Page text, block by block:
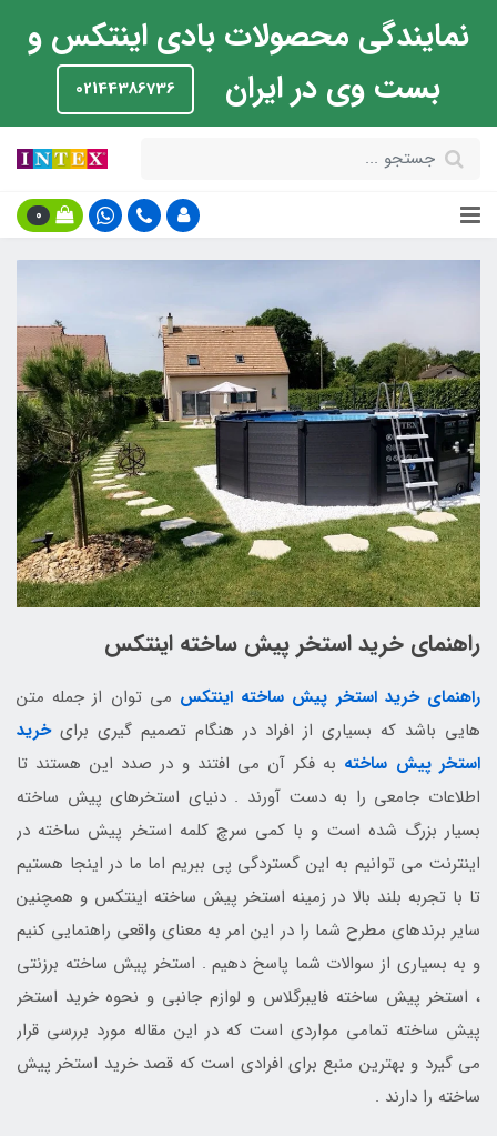
نمایندگی محصولات بادی اینتکس و
بست وی در ایران
02144386736
0
راهنمای خرید استخر پیش ساخته اینتکس
راهنمای خرید استخر پیش ساخته اینتکس می توان از جمله متن
هایی باشد که بسیاری از افراد در هنگام تصمیم گیری برایخرید
استخر پیش ساخته به فکر آن می افتند و در صدد این هستند تا
اطلاعات جامعی را به دست آورند . دنیای استخرهای پیش ساخته
بسیار بزرگ شده است و با کمی سرچ کلمه استخر پیش ساخته در
اینترنت می توانیم به این گستردگی پی ببریم اما ما در اینجا هستیم
تا با تجربه بلند بالا در زمینه استخر پیش ساخته اینتکس و همچنین
سایر برندهای مطرح شما را در این امر به معنای واقعی راهنمایی کنیم
و به بسیاری از سوالات شما پاسخ دهیم . استخر پیش ساخته برزنتی
، استخر پیش ساخته فایبرگلاس و لوازم جانبی و نحوه خرید استخر
پیش ساخته تمامی مواردی است که در این مقاله مورد بررسی قرار
می گیرد و بهترین منبع برای افرادی است که قصد خرید استخر پیش
ساخته را دارند .